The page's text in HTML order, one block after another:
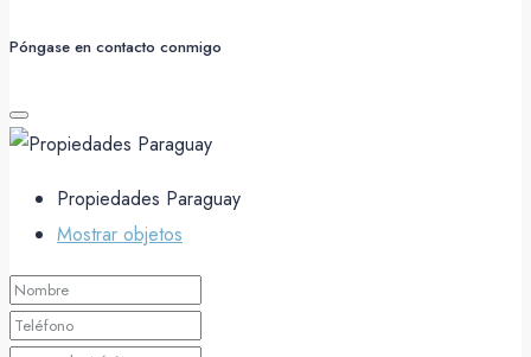
Póngase en contacto conmigo
Propiedades Paraguay
Mostrar objetos